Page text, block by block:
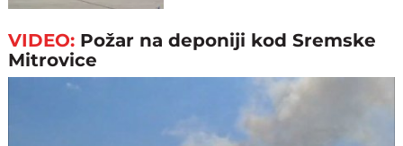
VIDEO: Požar na deponiji kod Sremske
Mitrovice